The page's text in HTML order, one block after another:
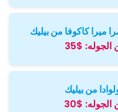
ميرا كاكوفا من بيليك
الجوله: $35
من بيليك
الجوله: $30